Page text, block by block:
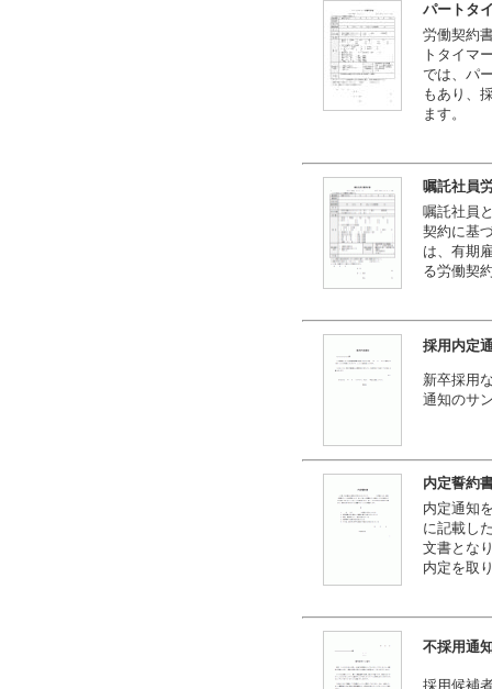
パートタ
労働契約
トタイマ
では、パ
もあり、
ます。
嘱託社員
嘱託社員
契約に基
は、有期
る労働契
採用内定
新卒採用
通知のサ
内定誓約
内定通知
に記載し
文書とな
内定を取
不採用通
採用候補